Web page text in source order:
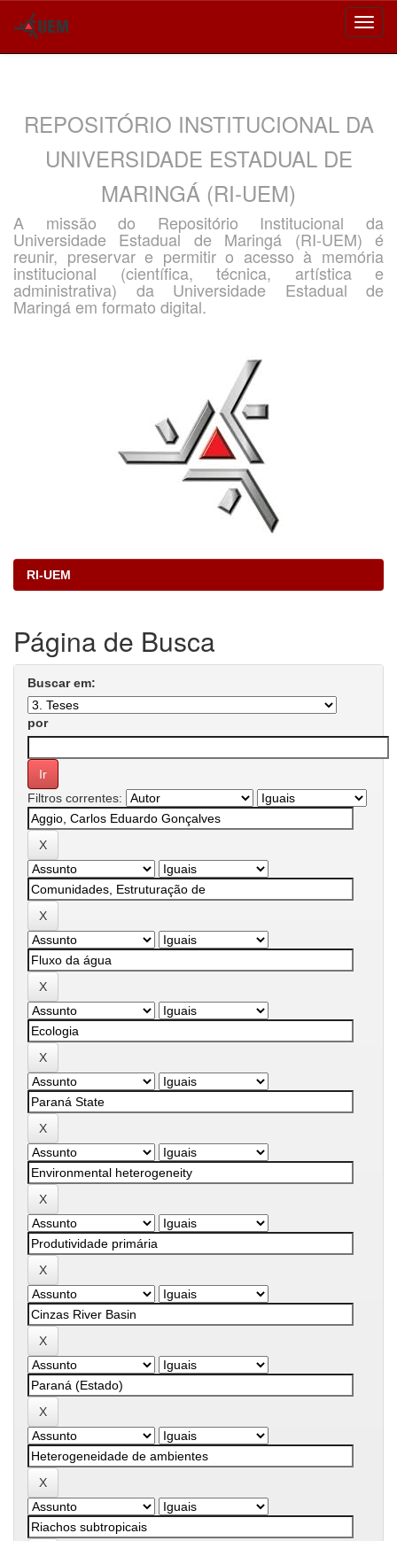
REPOSITÓRIO INSTITUCIONAL DA
UNIVERSIDADE ESTADUAL DE
MARINGÁ (RI-UEM)
A missão do Repositório Institucional da
Universidade Estadual de Maringá (RI-UEM) é
reunir, preservar e permitir o acesso à memória
institucional (científica, técnica, artística e
administrativa) da Universidade Estadual de
Maringá em formato digital.
RI-UEM
Página de Busca
Buscar em:
por
Filtros correntes: